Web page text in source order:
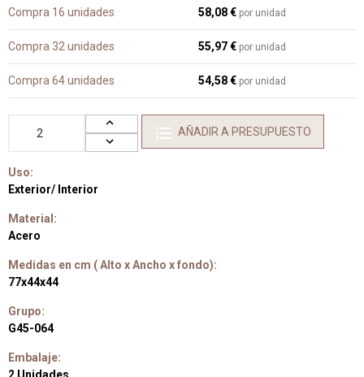
Compra 16 unidades 58,08 € por unidad
Compra 32 unidades 55,97 € por unidad
Compra 64 unidades 54,58 € por unidad
AÑADIR A PRESUPUESTO
Uso:
Exterior/ Interior
Material:
Acero
Medidas en cm ( Alto x Ancho x fondo):
77x44x44
Grupo:
G45-064
Embalaje: